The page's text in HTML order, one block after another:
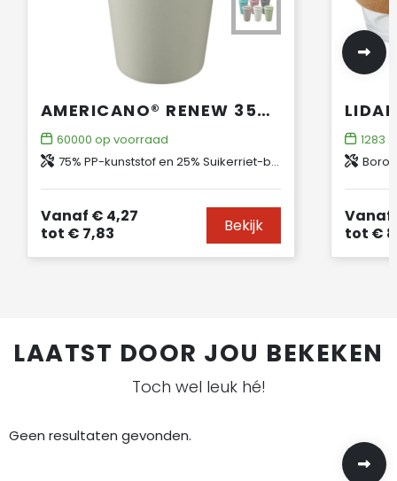
AMERICANO®­­ RENEW 350 ML GEÏSOLEERDE BEKER
60000 op voorraad
75% PP-kunststof en 25% Suikerriet-bioplastic
Vanaf € 4,27
tot € 7,83 Bekijk
1283
Vanaf
tot €
LAATST DOOR JOU BEKEKEN
Toch wel leuk hé!
Geen resultaten gevonden.